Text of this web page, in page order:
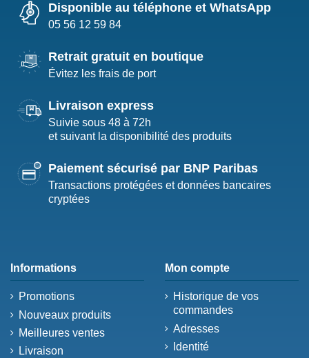
Disponible au téléphone et WhatsApp
05 56 12 59 84
Retrait gratuit en boutique
Évitez les frais de port
Livraison express
Suivie sous 48 à 72h
et suivant la disponibilité des produits
Paiement sécurisé par BNP Paribas
Transactions protégées et données bancaires
cryptées
Informations
Promotions
Nouveaux produits
Meilleures ventes
Livraison
Mon compte
Historique de vos
commandes
Adresses
Identité